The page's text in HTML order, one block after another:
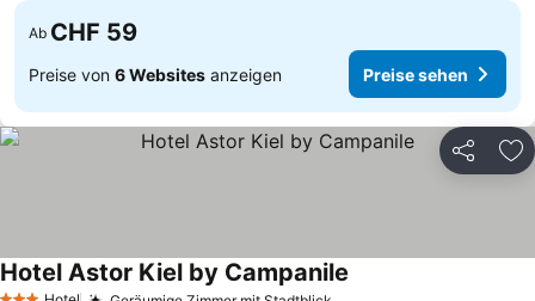
Ab CHF 59
Preise von 6 Websites anzeigen Preise sehen
Teilen
Hotel Astor Kiel by Campanile